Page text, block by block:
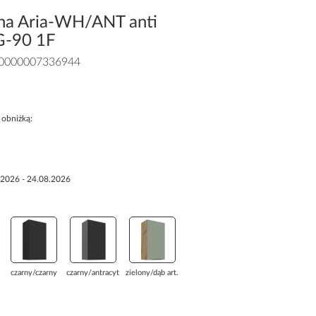
Aria-WH/ANT anti
90 1F
- 24.08.2026
czarny/czarny czarny/antracyt zielony/dąb art...